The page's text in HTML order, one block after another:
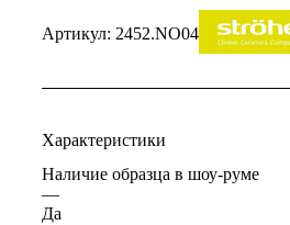
Артикул: 2452.NO04
Характеристики
Наличие образца в шоу-руме
—
Да